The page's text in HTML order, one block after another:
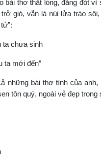
bài thơ thắt lòng, đắng đót
gió, vẫn là núi lửa trào
ta chưa sinh
ta mới đến”
những bài thơ tình của
tôn quý, ngoài vẻ đẹp